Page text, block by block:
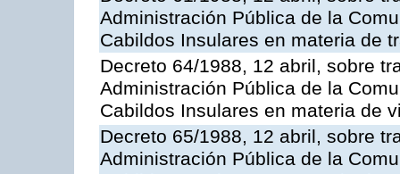
Administración Pública de la
Cabildos Insulares en materia de
Decreto 64/1988, 12 abril, sobre
Administración Pública de la
Cabildos Insulares en materia de
Decreto 65/1988, 12 abril, sobre
Administración Pública de la